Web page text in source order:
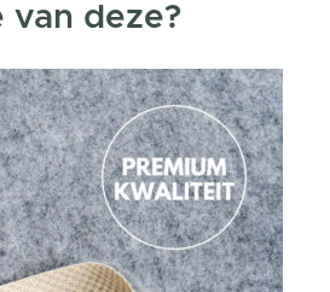
van deze?